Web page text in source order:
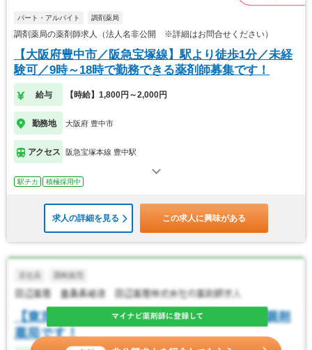
パート・アルバイト 調剤薬局
調剤薬局の薬剤師求人（法人名非公開 ※詳細はお問合せください）
【大阪府豊中市／阪急宝塚線】駅より徒歩1分／未経
験可／9時～18時で勤務できる薬剤師募集です！
給与 【時給】1,800円～2,000円
勤務地 大阪府 豊中市
アクセス 阪急宝塚本線 豊中駅
駅チカ 積極採用中
求人の詳細を見る この求人に興味がある